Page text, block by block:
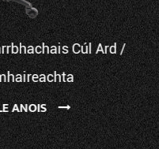
Cathaoirleach
Le
TÉIGH I